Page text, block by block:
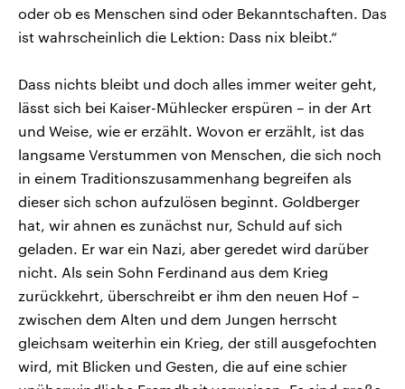
oder ob es Menschen sind oder Bekanntschaften. Das
ist wahrscheinlich die Lektion: Dass nix bleibt.“
Dass nichts bleibt und doch alles immer weiter geht,
lässt sich bei Kaiser-Mühlecker erspüren – in der Art
und Weise, wie er erzählt. Wovon er erzählt, ist das
langsame Verstummen von Menschen, die sich noch
in einem Traditionszusammenhang begreifen als
dieser sich schon aufzulösen beginnt. Goldberger
hat, wir ahnen es zunächst nur, Schuld auf sich
geladen. Er war ein Nazi, aber geredet wird darüber
nicht. Als sein Sohn Ferdinand aus dem Krieg
zurückkehrt, überschreibt er ihm den neuen Hof –
zwischen dem Alten und dem Jungen herrscht
gleichsam weiterhin ein Krieg, der still ausgefochten
wird, mit Blicken und Gesten, die auf eine schier